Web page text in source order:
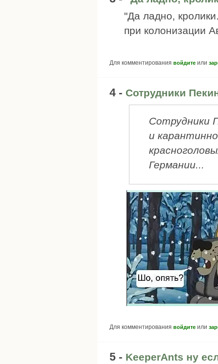
"Да ладно,
при колонизации
Для комментирования войдите или
4 - Сотрудники
Сотрудники
и
Германии...
Для комментирования войдите или
5 - KeeperAnts ну